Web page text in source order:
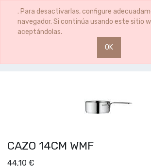
. Para desactivarlas, configure
navegador. Si continúa usando este sitio
aceptándolas.
OK
0
CAZO 14CM WMF
44,10 €